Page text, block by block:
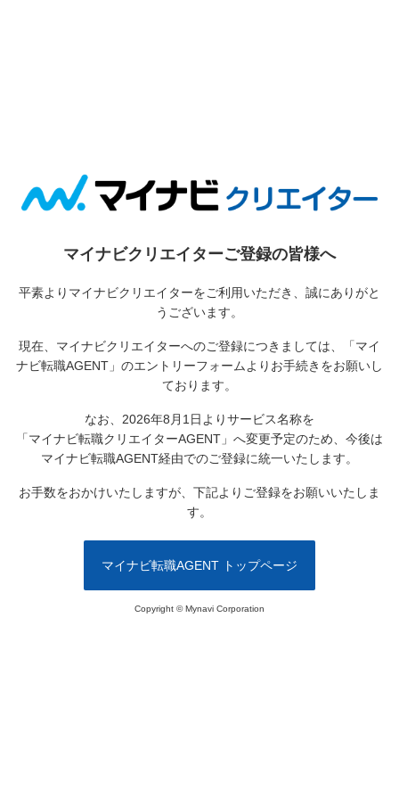
マイナビクリエイターご登録の皆様へ
平素よりマイナビクリエイターをご利用いただき、誠にありがと
うございます。
現在、マイナビクリエイターへのご登録につきましては、
「マイ
ナビ転職AGENT」のエントリーフォームよりお手続きをお願いし
ております。
なお、2026年8月1日よりサービス名称を
「マイナビ転職クリエイターAGENT」へ変更予定のため、 今後は
マイナビ転職AGENT経由でのご登録に統一いたします。
お手数をおかけいたしますが、下記よりご登録をお願いいたしま
す。
マイナビ転職AGENT トップページ
Copyright © Mynavi Corporation